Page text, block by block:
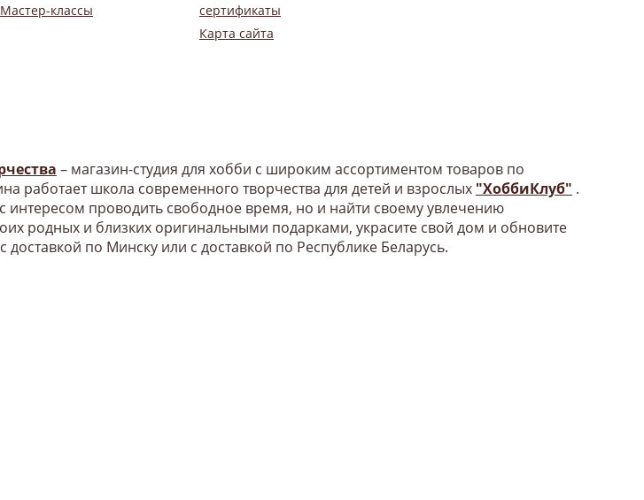
Мастер-классы
сертификаты
Карта сайта
– магазин-студия для хобби с широким ассортиментом товаров по
работает школа современного творчества для детей и взрослых "ХоббиКлуб" .
интересом проводить свободное время, но и найти своему увлечению
родных и близких оригинальными подарками, украсите свой дом и обновите
по Минску или с доставкой по Республике Беларусь.